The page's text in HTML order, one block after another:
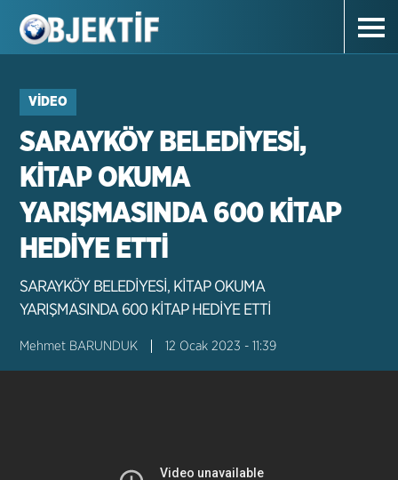
VIDEO
SARAYKÖY BELEDİYESİ,
KİTAP OKUMA
YARIŞMASINDA 600 KİTAP
HEDİYE ETTİ
SARAYKÖY BELEDİYESİ, KİTAP OKUMA
YARIŞMASINDA 600 KİTAP HEDİYE ETTİ
Mehmet BARUNDUK 12 Ocak 2023 - 11:39